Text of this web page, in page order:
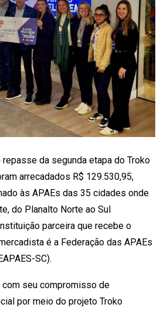
da segunda etapa do Troko
arrecadados R$ 129.530,95,
às APAEs das 35 cidades onde
do Planalto Norte ao Sul
parceira que recebe o
é a Federação das APAEs
SC).
com seu compromisso de
por meio do projeto Troko